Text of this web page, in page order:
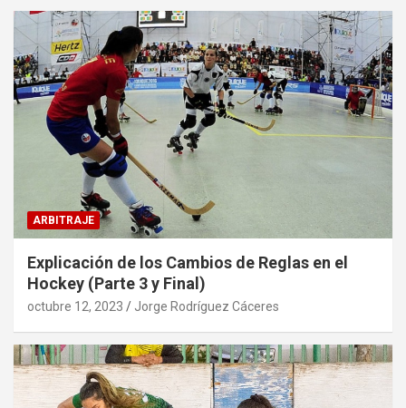
ARBITRAJE
Explicación de los Cambios de Reglas en el
Hockey (Parte 3 y Final)
octubre 12, 2023 Jorge Rodríguez Cáceres